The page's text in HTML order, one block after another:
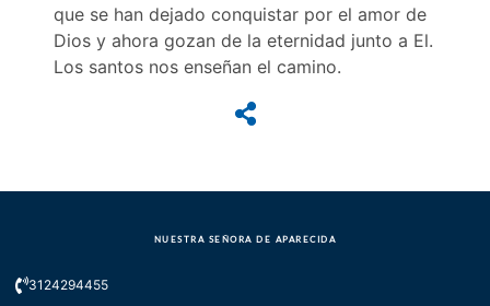
que se han dejado conquistar por el amor de
Dios y ahora gozan de la eternidad junto a El.
Los santos nos enseñan el camino.
NUESTRA SEÑORA DE APARECIDA
3124294455